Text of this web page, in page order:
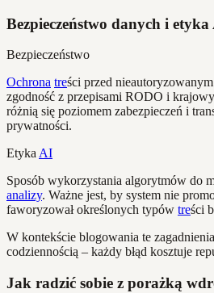
Bezpieczeństwo danych i
Bezpieczeństwo
Ochrona treści przed
zgodność z przepisami RODO i
różnią się poziomem zabezpieczeń i
prywatności.
EtykaAI
Sposób wykorzystania algorytmów do
analizy. Ważne jest, by system nie
faworyzował określonych typów treści
W kontekście blogowania te
codziennością – każdy błąd kosztuje
Jak radzić sobie z porażką